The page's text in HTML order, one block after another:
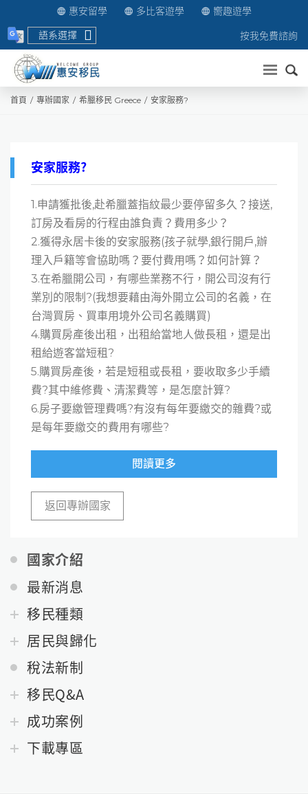
惠安留學 多比客遊學
嚮趣遊學
語系選擇
按我免費諮詢
送出
首頁 專辦國家 希臘移民 Greece 安家服務?
國家介紹
最新消息
移民種類
居民與歸化
稅法新制
移民Q&A
成功案例
下載專區
安家服務?
1.申請獲批後,赴希臘蓋指紋最少要停留多久？接送,
訂房及看房的行程由誰負責？費用多少？
2.獲得永居卡後的安家服務(孩子就學,銀行開戶,辦
理入戶籍等會協助嗎？要付費用嗎？如何計算？
3.在希臘開公司，有哪些業務不行，開公司沒有行
業別的限制?(我想要藉由海外開立公司的名義，在
台灣買房、買車用境外公司名義購買)
4.購買房產後出租，出租給當地人做長租，還是出
租給遊客當短租?
5.購買房產後，若是短租或長租，要收取多少手續
費?其中維修費、清潔費等，是怎麼計算?
6.房子要繳管理費嗎?有沒有每年要繳交的雜費?或
是每年要繳交的費用有哪些?
閱讀更多
返回專辦國家